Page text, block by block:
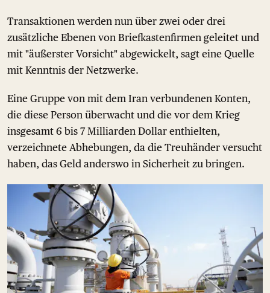
Transaktionen werden nun über zwei oder drei
zusätzliche Ebenen von Briefkastenfirmen geleitet und
mit "äußerster Vorsicht" abgewickelt, sagt eine Quelle
mit Kenntnis der Netzwerke.
Eine Gruppe von mit dem Iran verbundenen Konten,
die diese Person überwacht und die vor dem Krieg
insgesamt 6 bis 7 Milliarden Dollar enthielten,
verzeichnete Abhebungen, da die Treuhänder versucht
haben, das Geld anderswo in Sicherheit zu bringen.